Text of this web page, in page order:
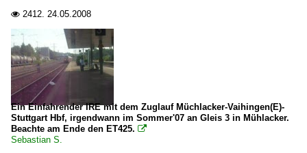
 2412. 24.05.2008
Ein Einfahrender IRE mit dem Zuglauf Müchlacker-Vaihingen(E)-
Stuttgart Hbf, irgendwann im Sommer'07 an Gleis 3 in Mühlacker.
Beachte am Ende den ET425. 
Sebastian S.